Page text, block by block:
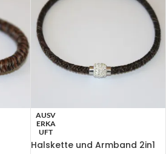
AUSV
ERKA
UFT
Halskette und Armband 2in1